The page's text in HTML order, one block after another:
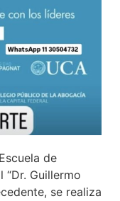
de
Guillermo
se realiza